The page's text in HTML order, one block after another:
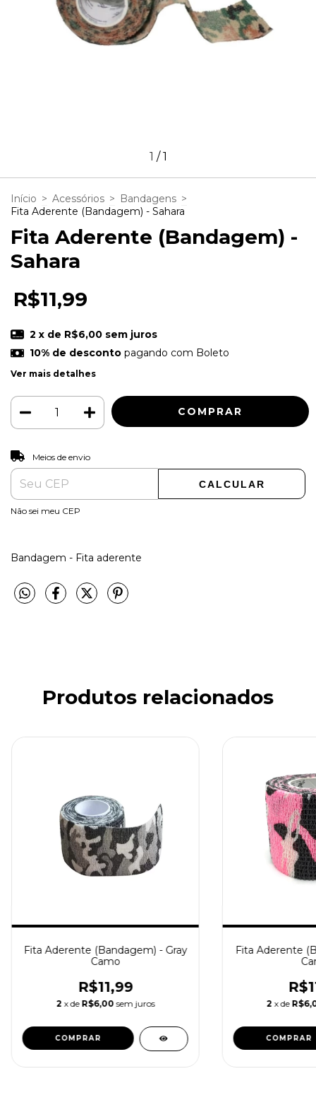
1 /1
Início > Acessórios > Bandagens >
Fita Aderente (Bandagem) - Sahara
Fita Aderente (Bandagem) -
Sahara
R$11,99
2 x de R$6,00 sem juros
10% de descontopagando com Boleto
Ver mais detalhes
Entregas para o CEP:
Meios de envio
CALCULAR
Não sei meu CEP
Bandagem - Fita aderente
Produtos relacionados
Fita Aderente (Bandagem) - Gray
Camo
R$11,99
2 x de R$6,00 sem juros
Fita Aderente
2 x de